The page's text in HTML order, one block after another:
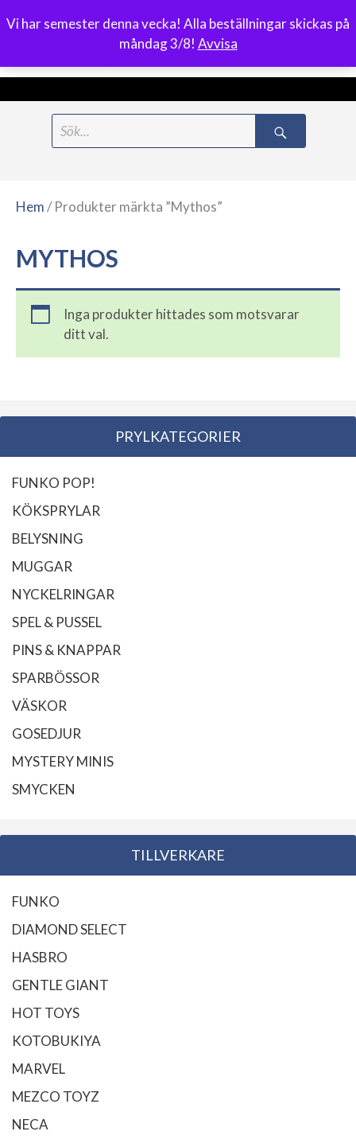
Vi har semester denna vecka! Alla beställningar skickas på
måndag 3/8! Avvisa
0
Meny
Hem/ Produkter märkta ”Mythos”
MYTHOS
Inga produkter hittades som motsvarar
ditt val.
PRYLKATEGORIER
FUNKO POP!
KÖKSPRYLAR
BELYSNING
MUGGAR
NYCKELRINGAR
SPEL & PUSSEL
PINS & KNAPPAR
SPARBÖSSOR
VÄSKOR
GOSEDJUR
MYSTERY MINIS
SMYCKEN
TILLVERKARE
FUNKO
DIAMOND SELECT
HASBRO
GENTLE GIANT
HOT TOYS
KOTOBUKIYA
MARVEL
MEZCO TOYZ
NECA